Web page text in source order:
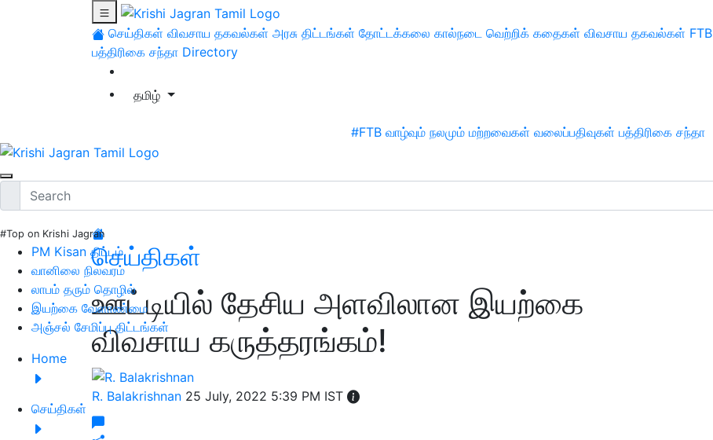
செய்திகள் விவசாய தகவல்கள் அரசு திட்டங்கள் தோட்டக்கலை கால்நடை வெற்றிக் கதைகள் விவசாய தகவல்கள் FTB
பத்திரிகை சந்தா Directory
தமிழ்
#FTB வாழ்வும் நலமும் மற்றவைகள் வலைப்பதிவுகள் பத்திரிகை சந்தா
#Top on Krishi Jagran
PM Kisan திட்டம்
வானிலை நிலவரம்
லாபம் தரும் தொழில்
இயற்கை வேளாண்மை
அஞ்சல் சேமிப்பு திட்டங்கள்
Home
செய்திகள்
செய்திகள்
ஊட்டியில் தேசிய அளவிலான இயற்கை
விவசாய கருத்தரங்கம்!
R. Balakrishnan 25 July, 2022 5:39 PM IST